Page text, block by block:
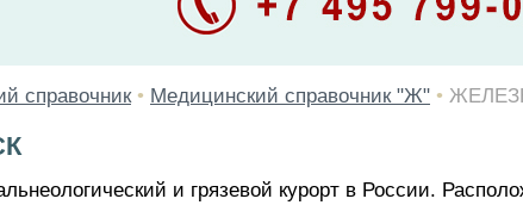
справочник • Медицинский справочник "Ж" •
и грязевой курорт в России.